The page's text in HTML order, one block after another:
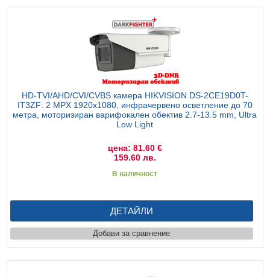
HD-TVI/AHD/CVI/CVBS камера HIKVISION DS-2CE19D0T-
IT3ZF: 2 MPX 1920x1080, инфрачервено осветление до 70
метра, моторизиран варифокален обектив 2.7-13.5 mm, Ultra
Low Light
цена: 81.60 €
159.60 лв.
В наличност
ДЕТАЙЛИ
Добави за сравнение